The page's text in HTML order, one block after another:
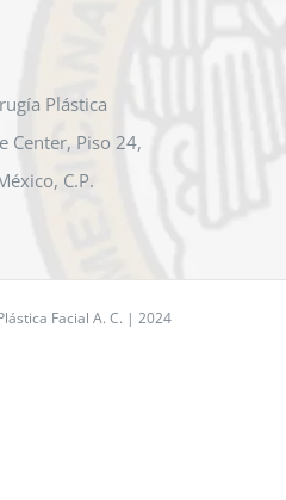
Plástica
Center, Piso 24,
C.P.
Facial A. C. | 2024